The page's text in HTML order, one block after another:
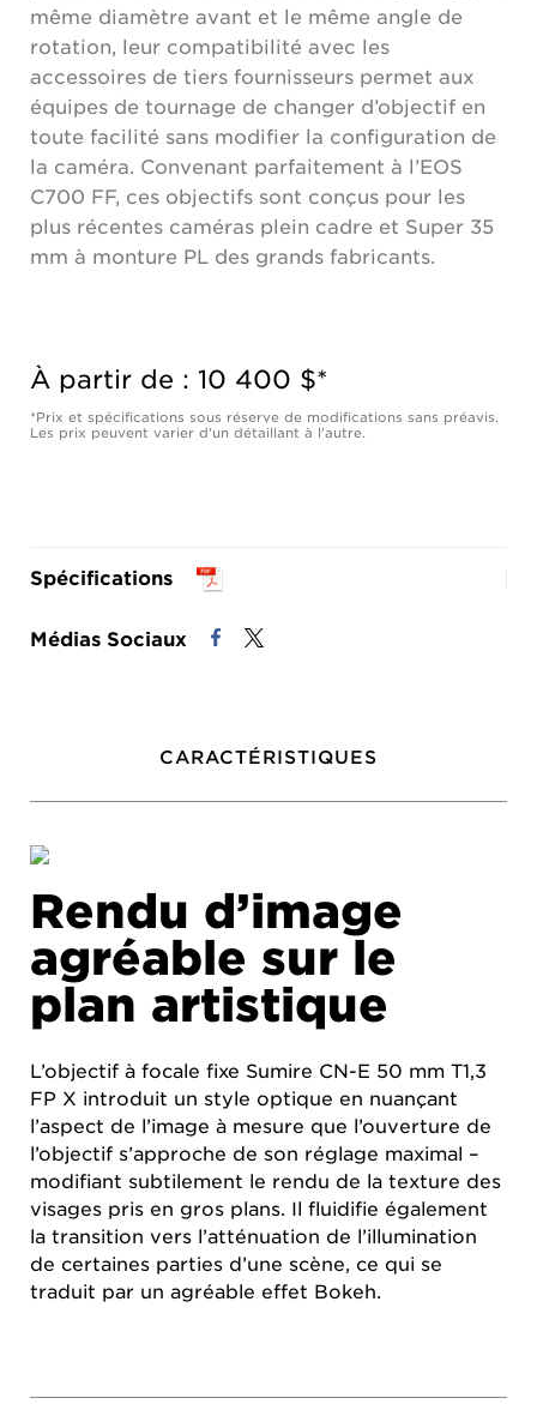
même diamètre avant et le même angle de
rotation, leur compatibilité avec les
accessoires de tiers fournisseurs permet aux
équipes de tournage de changer d’objectif en
toute facilité sans modifier la configuration de
la caméra. Convenant parfaitement à l’EOS
C700 FF, ces objectifs sont conçus pour les
plus récentes caméras plein cadre et Super 35
mm à monture PL des grands fabricants.
À partir de : 10 400 $*
*Prix et spécifications sous réserve de modifications sans préavis.
Les prix peuvent varier d'un détaillant à l'autre.
Spécifications
Médias Sociaux
CARACTÉRISTIQUES
Rendu d’image
agréable sur le
plan artistique
L’objectif à focale fixe Sumire CN-E 50 mm T1,3
FP X introduit un style optique en nuançant
l’aspect de l’image à mesure que l’ouverture de
l’objectif s’approche de son réglage maximal –
modifiant subtilement le rendu de la texture des
visages pris en gros plans. Il fluidifie également
la transition vers l’atténuation de l’illumination
de certaines parties d’une scène, ce qui se
traduit par un agréable effet Bokeh.